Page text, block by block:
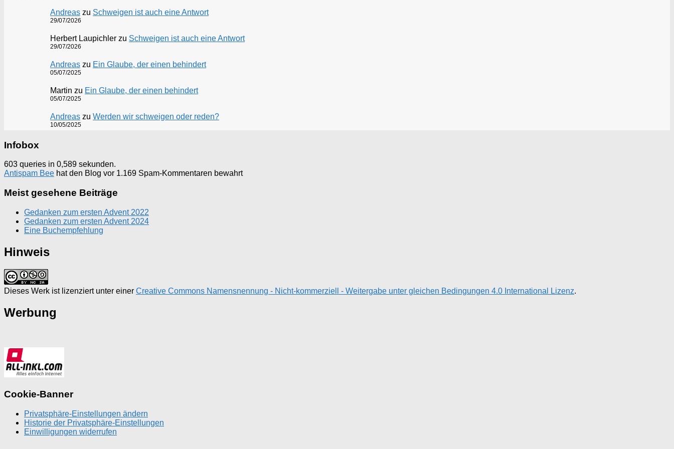
Andreas zu Schweigen ist auch eine Antwort
29/07/2026
Herbert Laupichler zu Schweigen ist auch eine Antwort
29/07/2026
Andreas zu Ein Glaube, der einen behindert
05/07/2025
Martin zu Ein Glaube, der einen behindert
05/07/2025
Andreas zu Werden wir schweigen oder reden?
10/05/2025
Infobox
603 queries in 0,589 sekunden.
Antispam Bee hat den Blog vor 1.169 Spam-Kommentaren bewahrt
Meist gesehene Beiträge
Gedanken zum ersten Advent 2022
Gedanken zum ersten Advent 2024
Eine Buchempfehlung
Hinweis
Dieses Werk ist lizenziert unter einer Creative Commons Namensnennung - Nicht-kommerziell - Weitergabe unter gleichen Bedingungen 4.0 International Lizenz.
Werbung
Cookie-Banner
Privatsphäre-Einstellungen ändern
Historie der Privatsphäre-Einstellungen
Einwilligungen widerrufen